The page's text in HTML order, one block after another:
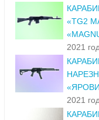
«TG2
2021
2021